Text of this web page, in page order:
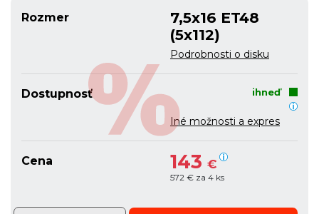
Rozmer
7,5x16 ET48
(5x112)
Podrobnosti o disku
Dostupnosť ihneď
Iné možnosti a expres
Cena 143 €
572 € za 4 ks